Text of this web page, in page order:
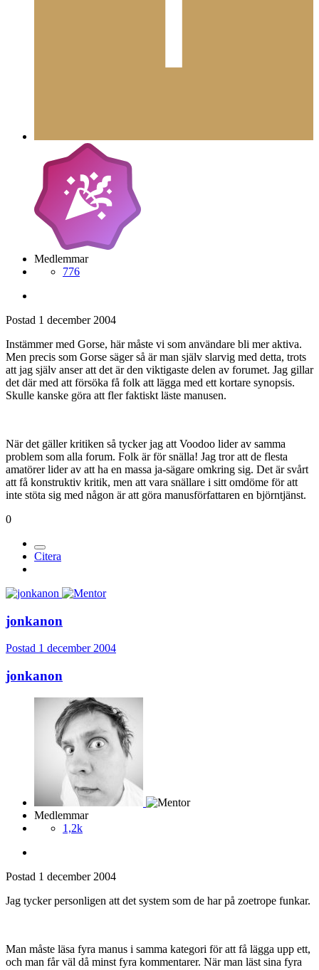
Medlemmar
776
Postad 1 december 2004
Instämmer med Gorse, här måste vi som användare bli mer aktiva.
Men precis som Gorse säger så är man själv slarvig med detta, trots
att jag själv anser att det är den viktigaste delen av forumet. Jag gillar
det där med att försöka få folk att lägga med ett kortare synopsis.
Skulle kanske göra att fler faktiskt läste manusen.
När det gäller kritiken så tycker jag att Voodoo lider av samma
problem som alla forum. Folk är för snälla! Jag tror att de flesta
amatörer lider av att ha en massa ja-sägare omkring sig. Det är svårt
att få konstruktiv kritik, men att vara snällare i sitt omdöme för att
inte stöta sig med någon är att göra manusförfattaren en björntjänst.
0
Citera
jonkanon
Postad 1 december 2004
jonkanon
Medlemmar
1,2k
Postad 1 december 2004
Jag tycker personligen att det system som de har på zoetrope funkar.
Man måste läsa fyra manus i samma kategori för att få lägga upp ett,
och man får väl då minst fyra kommentarer. När man läst sina fyra